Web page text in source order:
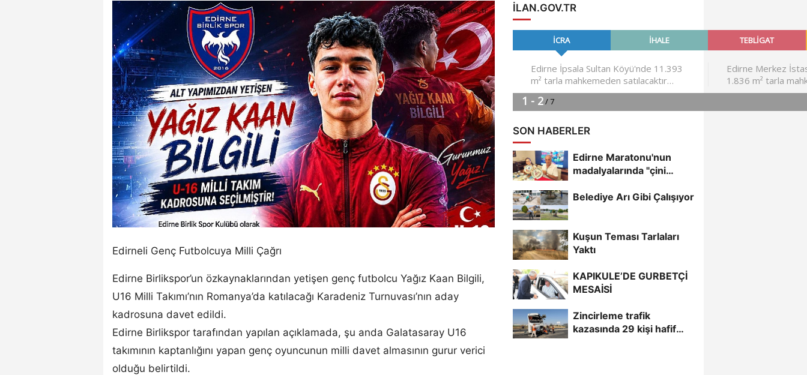
Edirneli Genç Futbolcuya Milli Çağrı
Edirne Birlikspor’un özkaynaklarından yetişen genç futbolcu Yağız Kaan Bilgili,
U16 Milli Takımı’nın Romanya’da katılacağı Karadeniz Turnuvası’nın aday
kadrosuna davet edildi.
Edirne Birlikspor tarafından yapılan açıklamada, şu anda Galatasaray U16
takımının kaptanlığını yapan genç oyuncunun milli davet almasının gurur verici
olduğu belirtildi.
ILAN.GOV.TR
SON HABERLER
Edirne Maratonu'nun
madalyalarında "çini
Belediye Arı Gibi Çalışıyor
Kuşun Teması Tarlaları
Yaktı
KAPIKULE’DE GURBETÇİ
MESAİSİ
Zincirleme trafik
kazasında 29 kişi hafif